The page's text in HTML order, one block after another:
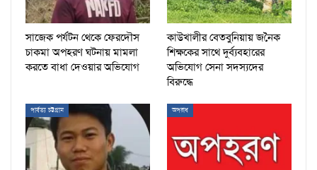
সাজেক পর্যটন থেকে ফেরদৌস
চাকমা অপহরণ ঘটনায় মামলা
করতে বাধা দেওয়ার অভিযোগ
কাউখালীর বেতবুনিয়ায় জনৈক
শিক্ষকের সাথে দুর্ব্যবহারের
অভিযোগ সেনা সদস্যদের
বিরুদ্ধে
পার্বত্য চট্টগ্রাম অপরাধ